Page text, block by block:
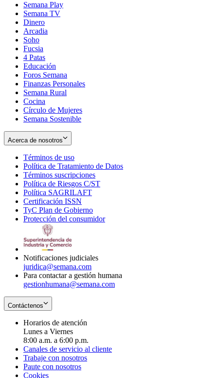
Semana Play
Semana TV
Dinero
Arcadia
Soho
in
new
window
Fucsia
in
new
window
4 Patas
Educación
Foros Semana
Finanzas Personales
Semana Rural
Cocina
Círculo de Mujeres
Semana Sostenible
Acerca de nosotros
Términos de uso
in
new
window
Política de Tratamiento de Datos
Términos suscripciones
in
Política de Riesgos C/ST
Política SAGRILAFT
new
window
Certificación ISSN
in
new
TyC Plan de Gobierno
in
Protección del consumidorOpens
Notificaciones judiciales
juridica@semana.com
Para contactar a gestión humana
gestionhumana@semana.com
Contáctenos
Horarios de atención
Lunes a Viernes
8:00 a.m. a 6:00 p.m.
Canales de servicio al cliente
Trabaje con nosotros
Paute con nosotros
Cookies